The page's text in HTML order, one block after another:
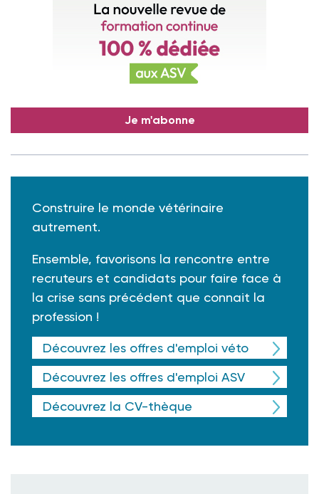
Je m'abonne
Construire le monde vétérinaire
autrement.
Ensemble, favorisons la rencontre entre
recruteurs et candidats pour faire face à
la crise sans précédent que connait la
profession !
Découvrez les offres d'emploi véto
Découvrez les offres d'emploi ASV
Découvrez la CV-thèque